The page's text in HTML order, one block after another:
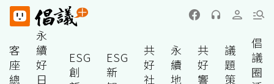
客
座
總
永
續
好
日
ESG
創
ESG
新
共
好
社
永
續
地
共
好
響
議
題
策
倡
議
圈